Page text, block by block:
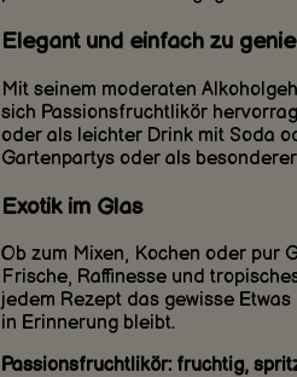
Elegant und einfach zu
Mit seinem moderaten
sich Passionsfruchtlikör
oder als leichter Drink mit Soda
Gartenpartys oder als
Exotik im Glas
Ob zum Mixen, Kochen oder pur
Frische, Raffinesse und
jedem Rezept das gewisse
in Erinnerung bleibt.
Passionsfruchtlikör: fruchtig,